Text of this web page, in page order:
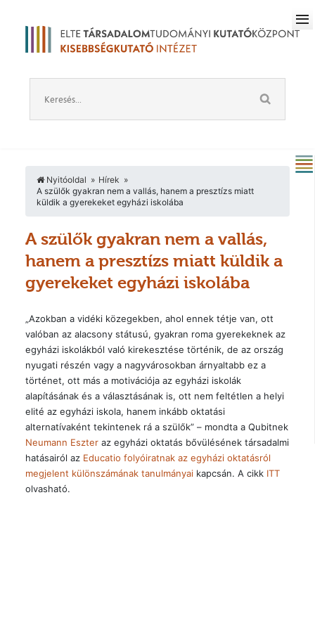
Nyitóoldal
Hírek
A szülők gyakran nem a vallás, hanem a presztízs miatt
küldik a gyerekeket egyházi iskolába
A szülők gyakran nem a vallás,
hanem a presztízs miatt küldik a
gyerekeket egyházi iskolába
„Azokban a vidéki közegekben, ahol ennek tétje van, ott
valóban az alacsony státusú, gyakran roma gyerekeknek az
egyházi iskolákból való kirekesztése történik, de az ország
nyugati részén vagy a nagyvárosokban árnyaltabb ez a
történet, ott más a motivációja az egyházi iskolák
alapításának és a választásának is, ott nem feltétlen a helyi
elité az egyházi iskola, hanem inkább oktatási
alternatívaként tekintenek rá a szülők” – mondta a Qubitnek
Neumann Eszteraz egyházi oktatás bővülésének társadalmi
hatásairól az Educatio folyóiratnak az egyházi oktatásról
megjelent különszámának tanulmányaikapcsán. A cikk ITT
olvasható.